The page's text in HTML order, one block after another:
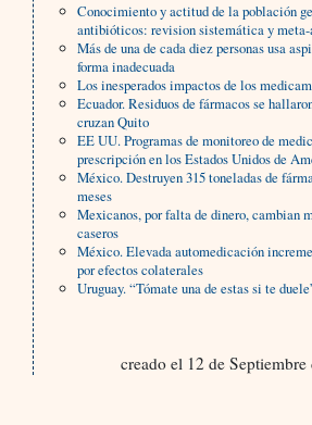
Conocimiento y actitud de la población
antibióticos: revision sistemática y
Más de una de cada diez personas usa
forma inadecuada
Los inesperados impactos de los
Ecuador. Residuos de fármacos se
cruzan Quito
EE UU. Programas de monitoreo de
prescripción en los Estados Unidos de
México. Destruyen 315 toneladas de
meses
Mexicanos, por falta de dinero, cambian
caseros
México. Elevada automedicación
por efectos colaterales
Uruguay. “Tómate una de estas si te
creado el 12 de Septiembre